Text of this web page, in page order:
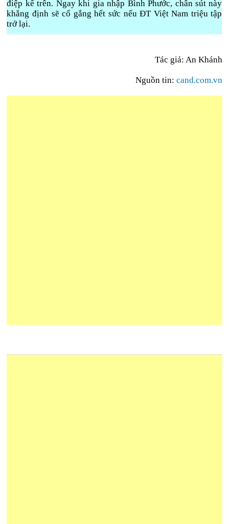
điệp kể trên. Ngay khi gia nhập Bình Phước, chân sút này
khẳng định sẽ cố gắng hết sức nếu ĐT Việt Nam triệu tập
trở lại.
Tác giả: An Khánh
Nguồn tin: cand.com.vn